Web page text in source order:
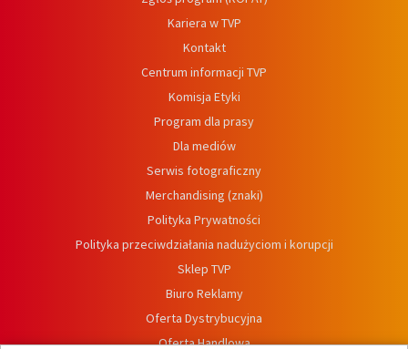
Kariera w TVP
Kontakt
Centrum informacji TVP
Komisja Etyki
Program dla prasy
Dla mediów
Serwis fotograficzny
Merchandising (znaki)
Polityka Prywatności
Polityka przeciwdziałania nadużyciom i korupcji
Sklep TVP
Biuro Reklamy
Oferta Dystrybucyjna
Oferta Handlowa